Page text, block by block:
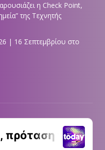
η Check Point,
της Τεχνητής
| 16 Σεπτεμβρίου στο